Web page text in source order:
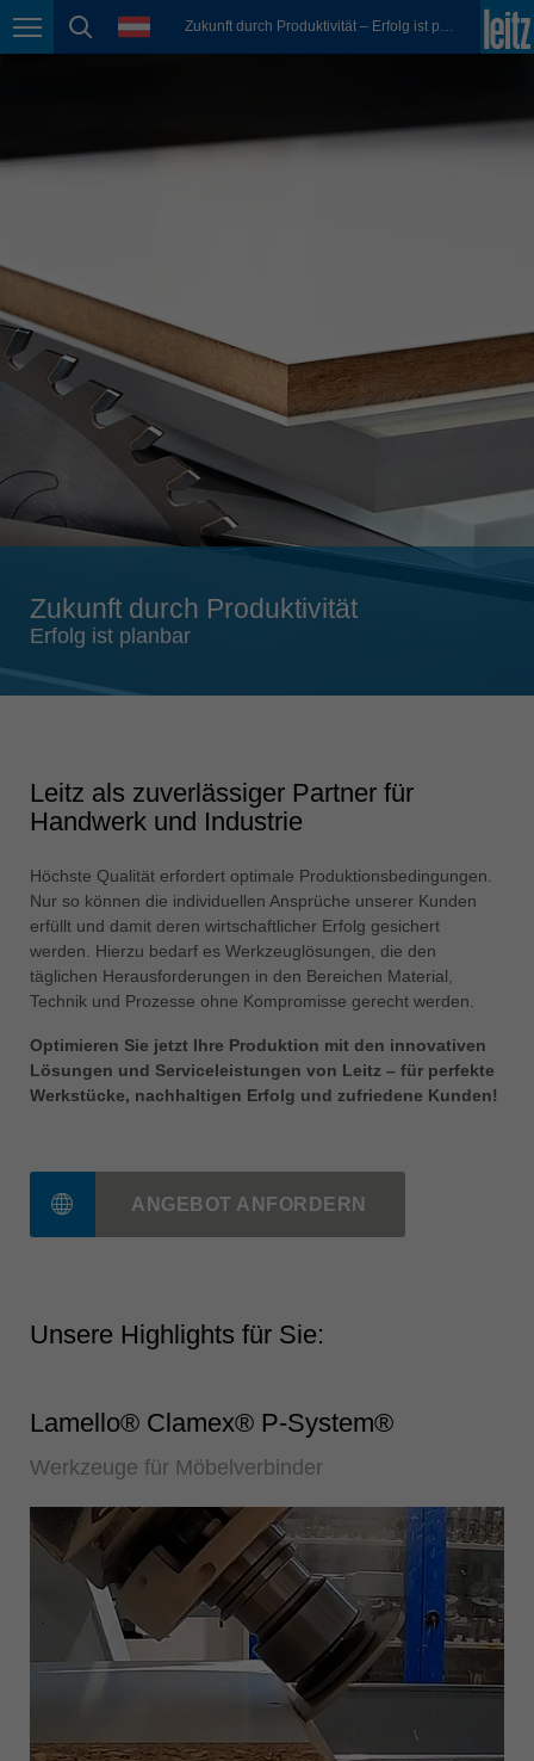
Seitennavigation
Seitensuche
Sprache Zukunft durch Produktivität – Erfolg ist planbar
México
nederlands
Portugal
România
Schweiz
deutsch français
Singapore
Slovenija
Suomi
english
türkçe
USA
english
Việt Nam
tiếng việt
中国
中文
Україна
Zukunft durch Produktivität
Erfolg ist planbar
Leitz als zuverlässiger Partner für
Handwerk und Industrie
Höchste Qualität erfordert optimale Produktionsbedingungen.
Nur so können die individuellen Ansprüche unserer Kunden
erfüllt und damit deren wirtschaftlicher Erfolg gesichert
werden. Hierzu bedarf es Werkzeuglösungen, die den
täglichen Herausforderungen in den Bereichen Material,
Technik und Prozesse ohne Kompromisse gerecht werden.
Optimieren Sie jetzt Ihre Produktion mit den innovativen
Lösungen und Serviceleistungen von Leitz – für perfekte
Werkstücke, nachhaltigen Erfolg und zufriedene Kunden!
ANGEBOT ANFORDERN
Unsere Highlights für Sie:
Lamello® Clamex® P-System®
Werkzeuge für Möbelverbinder